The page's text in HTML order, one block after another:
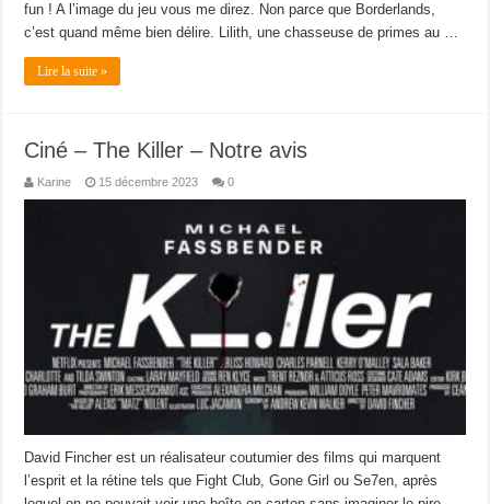
fun ! A l’image du jeu vous me direz. Non parce que Borderlands,
c’est quand même bien délire. Lilith, une chasseuse de primes au …
Lire la suite »
Ciné – The Killer – Notre avis
Karine 15 décembre 2023 0
David Fincher est un réalisateur coutumier des films qui marquent
l’esprit et la rétine tels que Fight Club, Gone Girl ou Se7en, après